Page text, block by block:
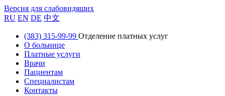
Версия для слабовидящих
RU EN DE 中文
(383) 315-99-99 Отделение платных услуг
О больнице
Платные услуги
Врачи
Пациентам
Специалистам
Контакты